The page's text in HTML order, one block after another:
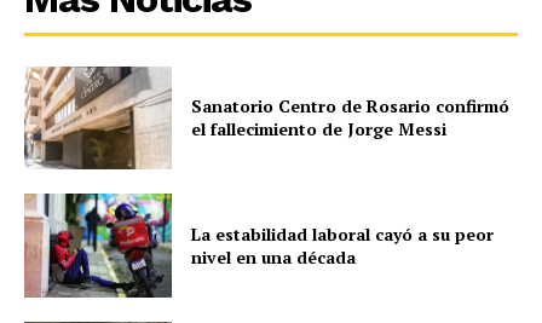
Sanatorio Centro de Rosario confirmó
el fallecimiento de Jorge Messi
La estabilidad laboral cayó a su peor
nivel en una década